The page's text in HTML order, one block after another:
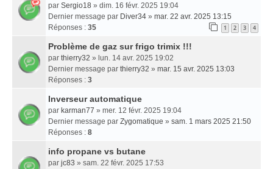
par Sergio18 » dim. 16 févr. 2025 19:04
Dernier message par Diver34 » mar. 22 avr. 2025 13:15
Réponses : 35 1 2 3 4
Problème de gaz sur frigo trimix !!!
par thierry32 » lun. 14 avr. 2025 19:02
Dernier message par thierry32 » mar. 15 avr. 2025 13:03
Réponses : 3
Inverseur automatique
par karman77 » mer. 12 févr. 2025 19:04
Dernier message par Zygomatique » sam. 1 mars 2025 21:50
Réponses : 8
info propane vs butane
par jc83 » sam. 22 févr. 2025 17:53